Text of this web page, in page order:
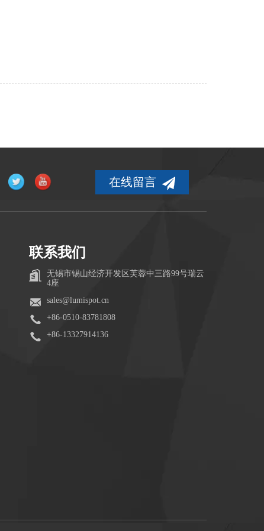
在线留言
联系我们
无锡市锡山经济开发区芙蓉中三路99号瑞云
4座
sales@lumispot.cn
+86-0510-83781808
+86-13327914136